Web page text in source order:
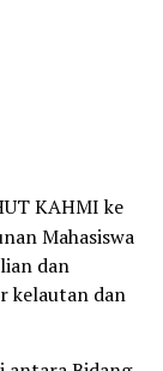
KAHMI ke
Mahasiswa
dan
kelautan dan